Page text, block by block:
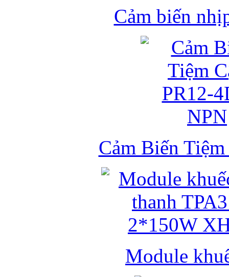
Cảm biến
Cảm Biến
Module